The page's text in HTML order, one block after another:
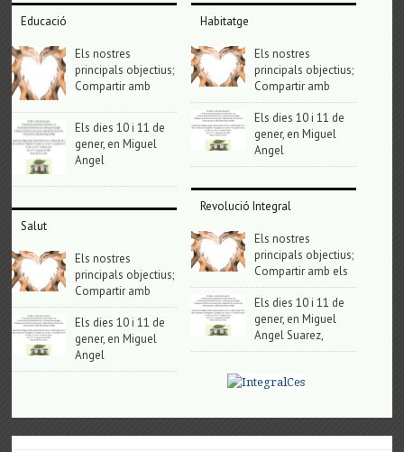
Educació
Els nostres
principals objectius;
Compartir amb
Els dies 10 i 11 de
gener, en Miguel
Angel
Salut
Els nostres
principals objectius;
Compartir amb
Els dies 10 i 11 de
gener, en Miguel
Angel
Habitatge
Els nostres
principals objectius;
Compartir amb
Els dies 10 i 11 de
gener, en Miguel
Angel
Revolució Integral
Els nostres
principals objectius;
Compartir amb els
Els dies 10 i 11 de
gener, en Miguel
Angel Suarez,